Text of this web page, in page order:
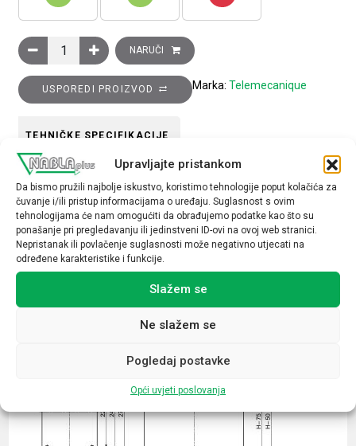
Upravljajte pristankom
Da bismo pružili najbolje iskustvo, koristimo tehnologije poput kolačića za
čuvanje i/ili pristup informacijama o uređaju. Suglasnost s ovim
tehnologijama će nam omogućiti da obrađujemo podatke kao što su
ponašanje pri pregledavanju ili jedinstveni ID-ovi na ovoj web stranici.
Nepristanak ili povlačenje suglasnosti može negativno utjecati na
određene karakteristike i funkcije.
Slažem se
Ne slažem se
Pogledaj postavke
Opći uvjeti poslovanja
Poluga krajnjeg prekidača sa metalnim kotačićem količina
NARUČI
USPOREDI PROIZVOD Marka: Telemecanique
TEHNIČKE SPECIFIKACIJE
Povezani proizvodi